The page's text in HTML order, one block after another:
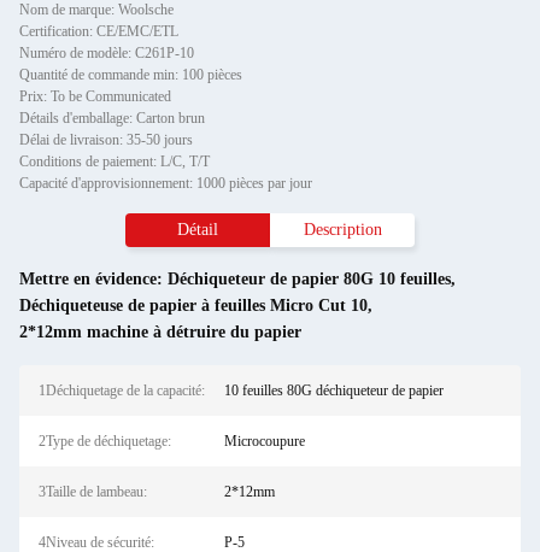
Nom de marque: Woolsche
Certification: CE/EMC/ETL
Numéro de modèle: C261P-10
Quantité de commande min: 100 pièces
Prix: To be Communicated
Détails d'emballage: Carton brun
Délai de livraison: 35-50 jours
Conditions de paiement: L/C, T/T
Capacité d'approvisionnement: 1000 pièces par jour
Détail Description
Mettre en évidence: Déchiqueteur de papier 80G 10 feuilles,
Déchiqueteuse de papier à feuilles Micro Cut 10,
2*12mm machine à détruire du papier
1Déchiquetage de la capacité: 10 feuilles 80G déchiqueteur de papier
2Type de déchiquetage: Microcoupure
3Taille de lambeau: 2*12mm
4Niveau de sécurité: P-5